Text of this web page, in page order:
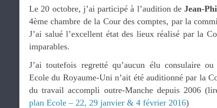
Le 20 octobre, j’ai participé à l’audition de Jean-
4ème chambre de la Cour des comptes, par la
J’ai salué l’excellent état des lieux réalisé par la
imparables.
J’ai toutefois regretté qu’aucun élu consulaire
Ecole du Royaume-Uni n’ait été auditionné par la
du travail accompli outre-Manche depuis 2006
plan Ecole – 22, 29 janvier & 4 février 2016)